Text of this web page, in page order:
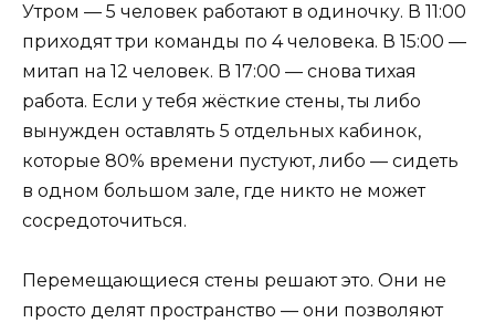
Утром — 5 человек работают в одиночку. В 11:00
приходят три команды по 4 человека. В 15:00 —
митап на 12 человек. В 17:00 — снова тихая
работа. Если у тебя жёсткие стены, ты либо
вынужден оставлять 5 отдельных кабинок,
которые 80% времени пустуют, либо — сидеть
в одном большом зале, где никто не может
сосредоточиться.
Перемещающиеся стены решают это. Они не
просто делят пространство — они позволяют